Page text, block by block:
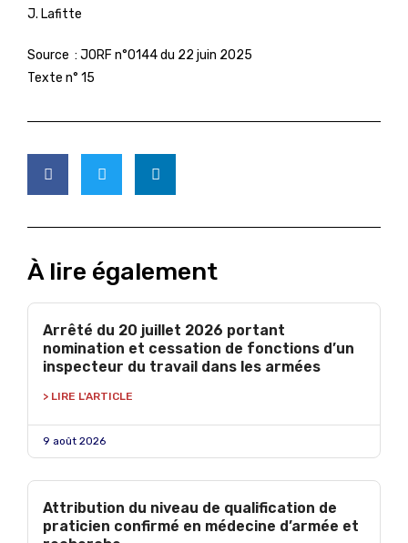
J. Lafitte
Source : JORF n°0144 du 22 juin 2025
Texte n° 15
À lire également
Arrêté du 20 juillet 2026 portant
nomination et cessation de fonctions d’un
inspecteur du travail dans les armées
> LIRE L'ARTICLE
9 août 2026
Attribution du niveau de qualification de
praticien confirmé en médecine d’armée et